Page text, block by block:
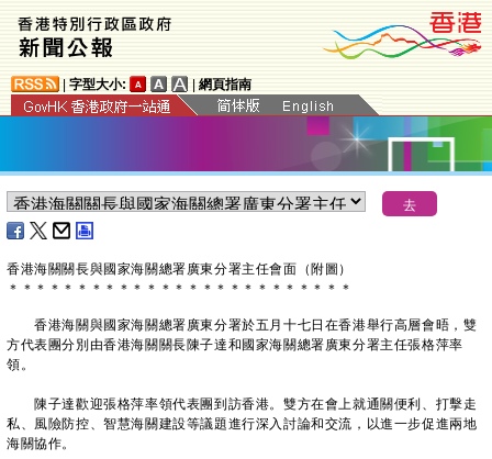
字型大小: 網頁指南
香港海關關長與國家海關總署廣東分署主任會面（附圖）
＊ ＊ ＊ ＊ ＊ ＊ ＊ ＊ ＊ ＊ ＊ ＊ ＊ ＊ ＊ ＊ ＊ ＊ ＊ ＊ ＊ ＊ ＊ ＊ ＊
香港海關與國家海關總署廣東分署於五月十七日在香港舉行高層會晤，雙
方代表團分別由香港海關關長陳子達和國家海關總署廣東分署主任張格萍率
領。
陳子達歡迎張格萍率領代表團到訪香港。雙方在會上就通關便利、打擊走
私、風險防控、智慧海關建設等議題進行深入討論和交流，以進一步促進兩地
海關協作。